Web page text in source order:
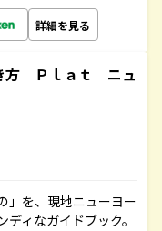
詳細を見る
方 Ｐｌａｔ ニュ
」を、現地ニューヨー
ィなガイドブック。